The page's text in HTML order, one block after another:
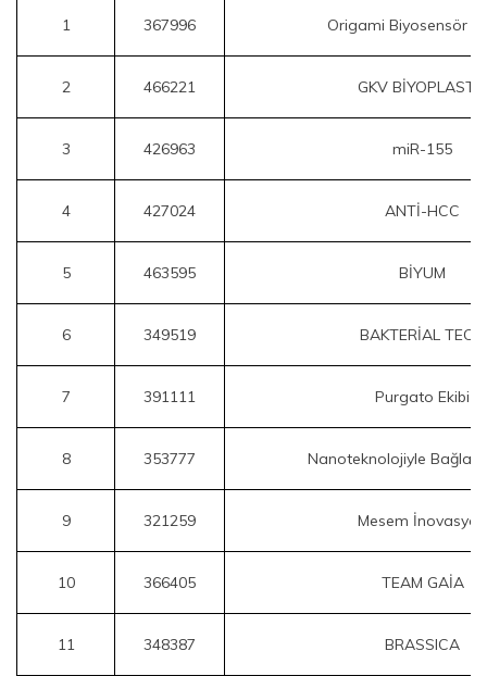
1 367996 Origami Biyosensör
2 466221 GKV BİYOPLASTİK
3 426963 miR-155
4 427024 ANTİ-HCC
5 463595 BİYUM
6 349519 BAKTERİAL TECH
7 391111 Purgato Ekibi
8 353777 Nanoteknolojiyle Bağlan
9 321259 Mesem İnovasyon
10 366405 TEAM GAİA
11 348387 BRASSICA